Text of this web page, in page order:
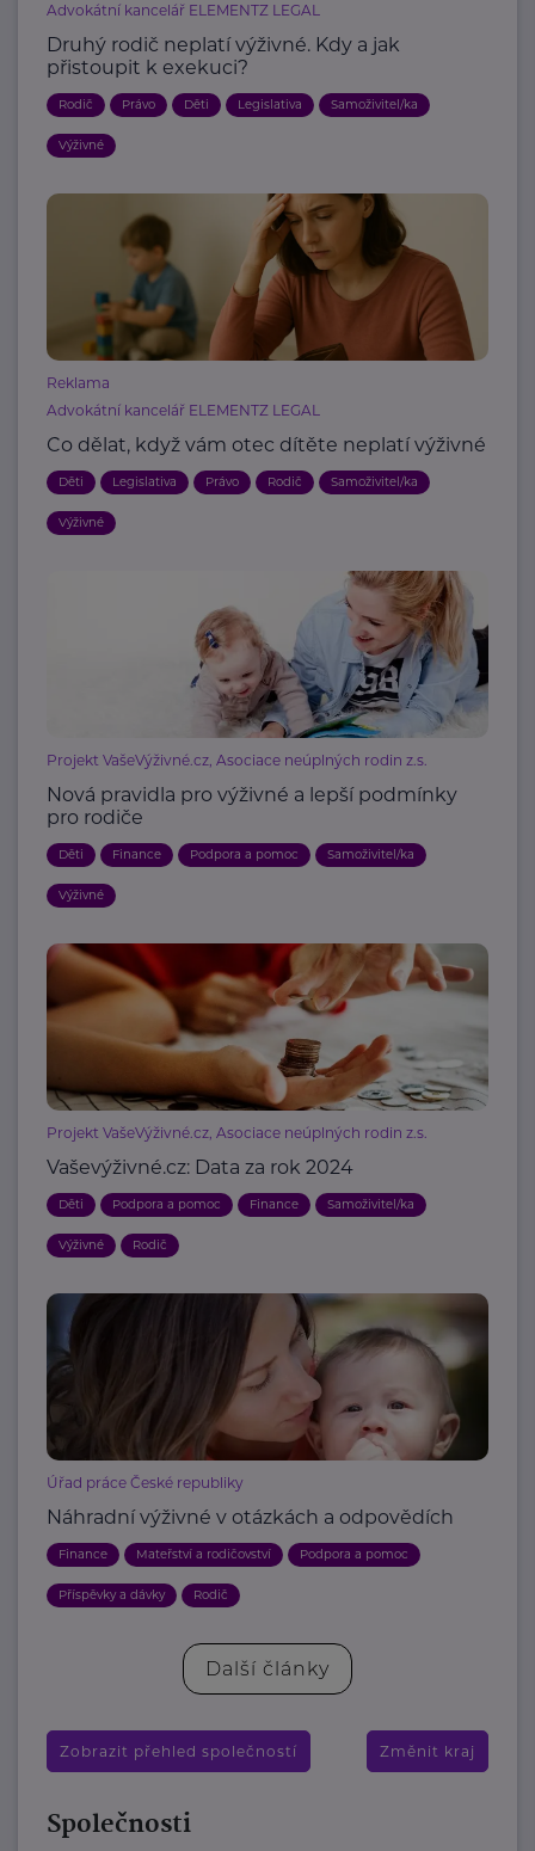
Advokátní kancelář ELEMENTZ LEGAL
Druhý rodič neplatí výživné. Kdy a jak
přistoupit k exekuci?
Rodič Právo Děti Legislativa Samoživitel/ka
Výživné
Reklama
Advokátní kancelář ELEMENTZ LEGAL
Co dělat, když vám otec dítěte neplatí výživné
Děti Legislativa Právo Rodič Samoživitel/ka
Výživné
Projekt VašeVýživné.cz, Asociace neúplných rodin z.s.
Nová pravidla pro výživné a lepší podmínky
pro rodiče
Děti Finance Podpora a pomoc Samoživitel/ka
Výživné
Projekt VašeVýživné.cz, Asociace neúplných rodin z.s.
Vaševýživné.cz: Data za rok 2024
Děti Podpora a pomoc Finance Samoživitel/ka
Výživné Rodič
Úřad práce České republiky
Náhradní výživné v otázkách a odpovědích
Finance Mateřství a rodičovství Podpora a pomoc
Příspěvky a dávky Rodič
Další články
Zobrazit přehled společností Změnit kraj
Společnosti